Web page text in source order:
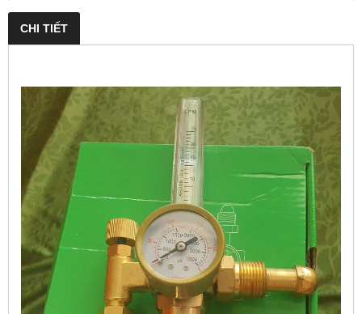
CHI TIẾT